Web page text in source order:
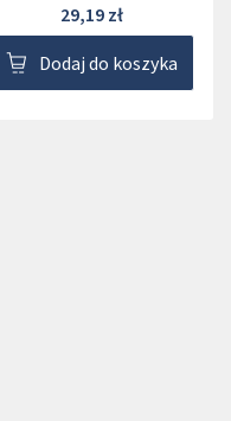
29,19 zł
Dodaj do koszyka